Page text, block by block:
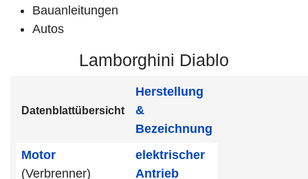
Bauanleitungen
Autos
Lamborghini Diablo
Datenblattübersicht
Herstellung
&
Bezeichnung
Motor
(Verbrenner)
elektrischer
Antrieb